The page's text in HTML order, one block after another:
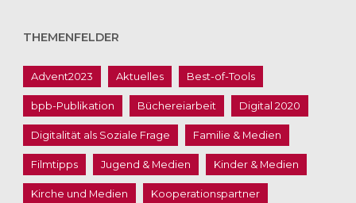
THEMENFELDER
Advent2023 Aktuelles Best-of-Tools
bpb-Publikation Büchereiarbeit Digital 2020
Digitalität als Soziale Frage Familie & Medien
Filmtipps Jugend & Medien Kinder & Medien
Kirche und Medien Kooperationspartner